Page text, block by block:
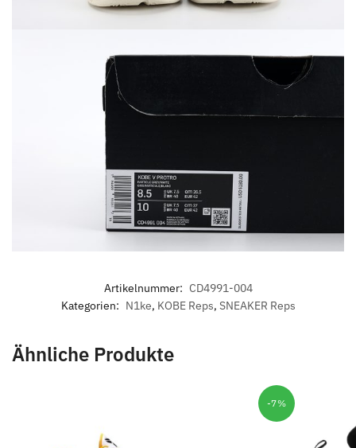
Artikelnummer: CD4991-004
Kategorien: N1ke, KOBE Reps, SNEAKER Reps
Ähnliche Produkte
-7%